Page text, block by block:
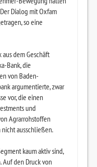
Dialog mit Oxfam
so eine
dem Geschäft
Bank, die
von Baden-
argumentierte, zwar
vor, die einen
und
Agrarrohstoffen
ausschließen.
kaum aktiv sind,
den Druck von